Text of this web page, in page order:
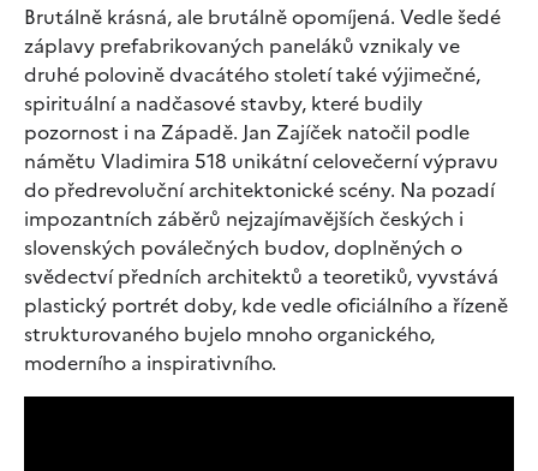
Brutálně krásná, ale brutálně opomíjená. Vedle šedé
záplavy prefabrikovaných paneláků vznikaly ve
druhé polovině dvacátého století také výjimečné,
spirituální a nadčasové stavby, které budily
pozornost i na Západě. Jan Zajíček natočil podle
námětu Vladimira 518 unikátní celovečerní výpravu
do předrevoluční architektonické scény. Na pozadí
impozantních záběrů nejzajímavějších českých i
slovenských poválečných budov, doplněných o
svědectví předních architektů a teoretiků, vyvstává
plastický portrét doby, kde vedle oficiálního a řízeně
strukturovaného bujelo mnoho organického,
moderního a inspirativního.